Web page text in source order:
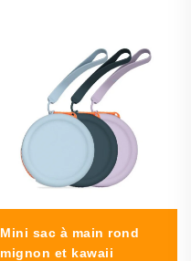
Mini sac à main rond
mignon et kawaii